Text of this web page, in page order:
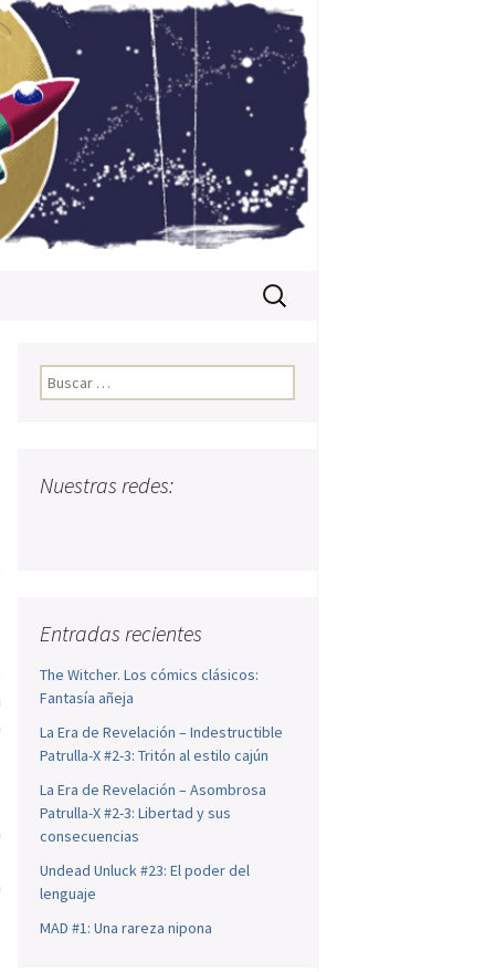
Buscar:
Buscar:
Nuestras redes:
Entradas recientes
The Witcher. Los cómics clásicos:
Fantasía añeja
La Era de Revelación – Indestructible
Patrulla-X #2-3: Tritón al estilo cajún
La Era de Revelación – Asombrosa
Patrulla-X #2-3: Libertad y sus
consecuencias
Undead Unluck #23: El poder del
lenguaje
MAD #1: Una rareza nipona